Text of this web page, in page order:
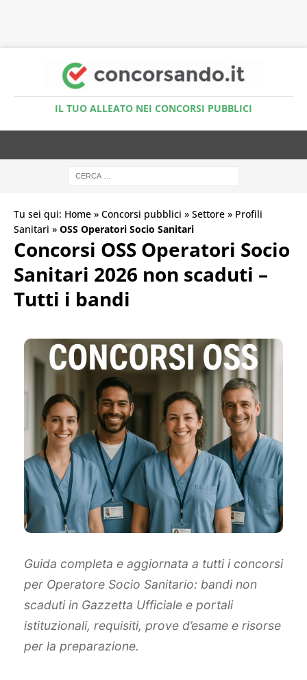
IL TUO ALLEATO NEI CONCORSI PUBBLICI
Tu sei qui: Home » Concorsi pubblici » Settore » Profili
Sanitari » OSS Operatori Socio Sanitari
Concorsi OSS Operatori Socio
Sanitari 2026 non scaduti –
Tutti i bandi
Guida completa e aggiornata a tutti i concorsi
per Operatore Socio Sanitario: bandi non
scaduti in Gazzetta Ufficiale e portali
istituzionali, requisiti, prove d’esame e risorse
per la preparazione.